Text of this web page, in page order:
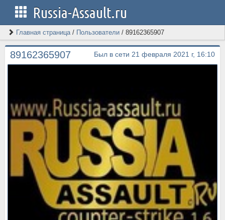
Russia-Assault.ru
Главная страница/ Пользователи / 89162365907
89162365907 Был в сети 21 февраля 2021 г, 16:10